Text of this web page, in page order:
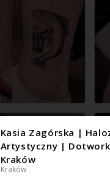
Kasia Zagórska |
Artystyczny |
Kraków
Kraków